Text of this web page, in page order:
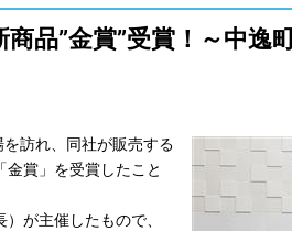
品”金賞”受賞！～中逸
訪れ、同社が販売する
賞」を受賞したこと
が主催したもので、